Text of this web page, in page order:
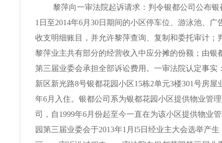
黎萍向一审法院起诉请求：判令银都公司公布银
1日至2014年6月30日期间的小区停车位、游泳池、广
收支明细账目，并允许黎萍查询、复制和委托审计；
黎萍业主共有部分的经营收入中应分摊的份额；由银
第三届业委会承担全部诉讼费用。一审法院认定事实
新区新光路8号银都花园小区15栋2单元3楼301号房屋
年6月入住。银都公司系为银都花园小区提供物业管
司，自1999年6月份起至今一直在为该小区提供物业
园第三届业委会于2013年1月l5日经业主大会选举产